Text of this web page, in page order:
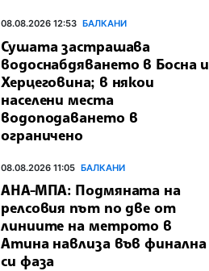
08.08.2026 12:53 БАЛКАНИ
Сушата застрашава
водоснабдяването в Босна и
Херцеговина; в някои
населени места
водоподаването в
ограничено
08.08.2026 11:05 БАЛКАНИ
АНА-МПА: Подмяната на
релсовия път по две от
линиите на метрото в
Атина навлиза във финална
си фаза